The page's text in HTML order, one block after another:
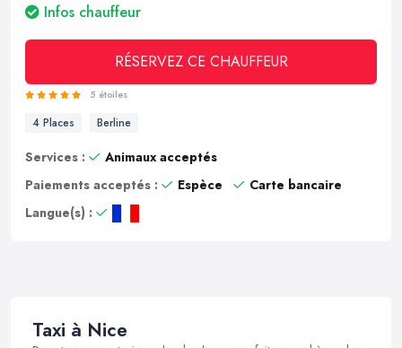
Infos chauffeur
RÉSERVEZ CE CHAUFFEUR
5 étoiles
4 Places Berline
Services :
Animaux acceptés
Paiements acceptés :
Espèce
Carte bancaire
Langue(s) :
Taxi à Nice